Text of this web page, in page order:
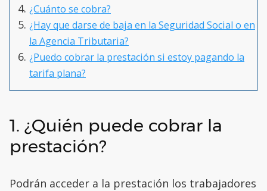
¿Cuánto se cobra?
¿Hay que darse de baja en la Seguridad Social o en
la Agencia Tributaria?
¿Puedo cobrar la prestación si estoy pagando la
tarifa plana?
1. ¿Quién puede cobrar la
prestación?
Podrán acceder a la prestación los trabajadores